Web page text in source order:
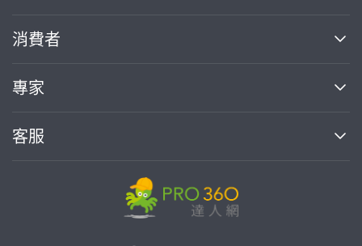
關於我們
部落格
加入我們
消費者
買服務
熱門服務
專家
案件中心
客服